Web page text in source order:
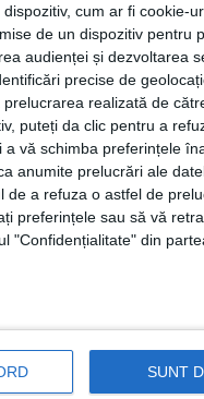
cum ar fi cookie-
de un dispozitiv pentru
audienței și dezvoltarea
precise de
realizată de
puteți da clic pentru a
vă schimba preferințele
anumite prelucrări ale
a refuza o astfel de
preferințele sau să vă
"Confidențialitate" din
SUNT
încheia pe
virtuale
toate
oficială a
va
și pe
de la